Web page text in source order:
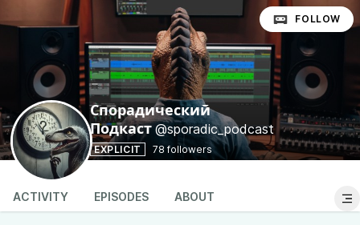
Спорадический
Подкаст @sporadic_podcast
EXPLICIT 78 followers
FOLLOW
ACTIVITY EPISODES ABOUT